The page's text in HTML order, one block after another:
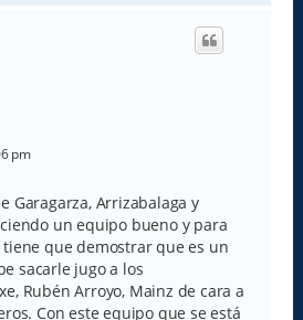
r
pm
Garagarza, Arrizabalaga y
un equipo bueno y para
que demostrar que es un
sacarle jugo a los
Rubén Arroyo, Mainz de cara a
Con este equipo que se está